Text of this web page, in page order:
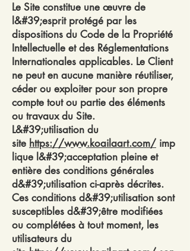
Le Site constitue une œuvre de
l&#39;esprit protégé par les
dispositions du Code de la Propriété
Intellectuelle et des Réglementations
Internationales applicables. Le Client
ne peut en aucune manière réutiliser,
céder ou exploiter pour son propre
compte tout ou partie des éléments
ou travaux du Site.
L&#39;utilisation du
site https://www.koailaart.com/ imp
lique l&#39;acceptation pleine et
entière des conditions générales
d&#39;utilisation ci-après décrites.
Ces conditions d&#39;utilisation sont
susceptibles d&#39;être modifiées
ou complétées à tout moment, les
utilisateurs du